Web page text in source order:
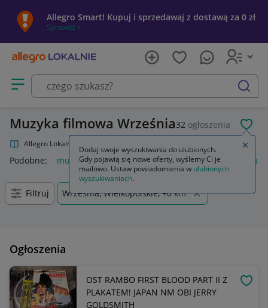
Allegro Smart! Kupuj i sprzedawaj z dostawą za 0 zł
Sprawdź »
Otwórz menu z kategoriami
szukaj
Muzyka filmowa Września32 ogłoszenia
Allegro Lokalnie Muzyka filmowa
Podobne: muzyka filmowa muzyka filmowa winyl muzyka
Filtruj Września, Wielkopolskie, +0 km
Ogłoszenia
OST RAMBO FIRST BLOOD PART II Z
PLAKATEM! JAPAN NM OBI JERRY
GOLDSMITH
Dodaj swoje wyszukiwania do ulubionych.
Gdy pojawią się nowe oferty, wyślemy Ci je
mailowo. Ustaw powiadomienia w ulubionych
wyszukiwaniach.